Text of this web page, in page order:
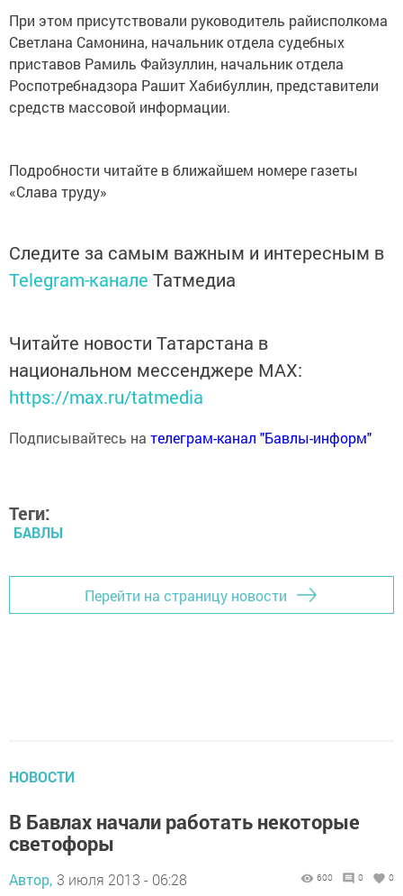
При этом присутствовали руководитель райисполкома
Светлана Самонина, начальник отдела судебных
приставов Рамиль Файзуллин, начальник отдела
Роспотребнадзора Рашит Хабибуллин, представители
средств массовой информации.
Подробности читайте в ближайшем номере газеты
«Слава труду»
Следите за самым важным и интересным в
Telegram-канале Татмедиа
Читайте новости Татарстана в
национальном мессенджере MАХ:
https://max.ru/tatmedia
Подписывайтесь на телеграм-канал "Бавлы-информ"
Теги:
БАВЛЫ
Перейти на страницу новости
НОВОСТИ
В Бавлах начали работать некоторые
светофоры
Автор, 3 июля 2013 - 06:28 600 0 0